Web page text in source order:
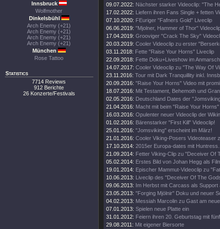
Innsbruck
Wolfmother
Dinkelsbühl
Arch Enemy (+21)
Arch Enemy (+21)
Arch Enemy (+21)
Arch Enemy (+21)
München
Rose Tattoo
Statistics
7714 Reviews
912 Berichte
26 Konzerte/Festivals
09.07.2022: Nächster starker Videoclip: "The
17.02.2022: Liefern ihren Fans Single + fetten
07.10.2020: FEuriger "Fafners Gold" Liveclip
06.06.2019: "Mjolner, Hammer of Thor"
17.04.2019: Grooviger "Crack The Sky"
20.03.2019: Cooler Videoclip zu erster
03.11.2018: Fette "Raise Your Horns" Liveclip
22.09.2018: Fette Doku+Liveshow im Anmarsch
14.07.2017: Cooler Videoclip zu "The Way Of
23.11.2016: Tour mit Dark Tranquillity inkl.
20.09.2016: "Raise Your Horns" Video mit
18.07.2016: Mit Testament, Behemoth und
02.05.2016: Deutschland Dates der
21.04.2016: Macht mit beim "Raise Your
16.03.2016: Opulenter neuer Videoclip der
01.02.2016: Bärenstarker "First Kill" Videoclip!
25.01.2016: "Jomsviking" erscheint im März!
21.01.2016: Cooler Viking-Posers Videoteaser
17.10.2014: 2015er Europa-dates mit Huntress.
21.09.2014: Fetter Viking-Clip zu "Deceiver Of
05.02.2014: Erstes Bild von Johan Hegg als
19.01.2014: Epischer Mammut-Videoclip zu
10.06.2013: Liveclip des "Deceiver Of The
09.06.2013: Im Herbst mit Carcass als Support
23.05.2013: "Forging Mjölnir" Doku und neuer
04.02.2013: Messiah Marcolin zu Gast am
07.01.2013: Spielen neue Platte ein
31.01.2012: Feiern ihren 20. Geburtstag mit
29.08.2011: Mit eigener Biersorte